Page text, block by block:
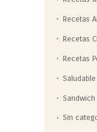
Recetas
Recetas
Recetas
Saludable
Sandwich
Sin